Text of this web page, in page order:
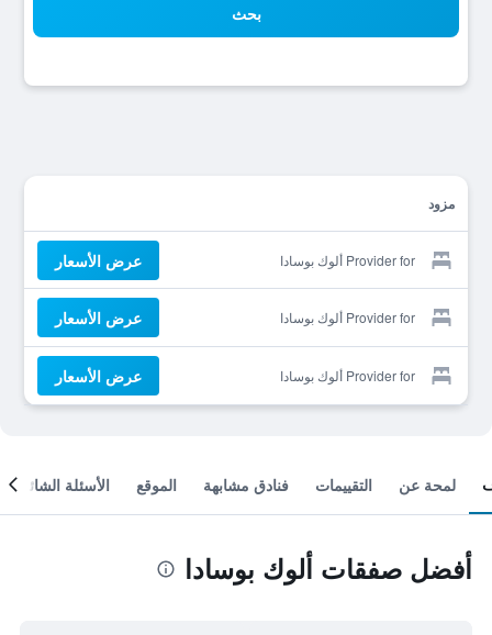
بحث
مزود
Provider for ألوك بوسادا عرض الأسعار
Provider for ألوك بوسادا عرض الأسعار
Provider for ألوك بوسادا عرض الأسعار
لمحة عن التقييمات فنادق مشابهة الموقع الأسئلة الشائعة
أفضل صفقات ألوك بوسادا